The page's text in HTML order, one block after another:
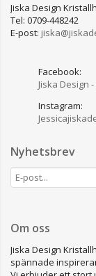
Jiska Design
Tel: 0709-448242
E-post:
Facebook:
Jiska Design
Instagram:
Nyhetsbrev
Om oss
Jiska Design
spännade